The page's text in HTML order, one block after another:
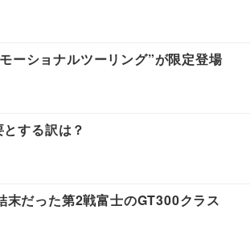
ーショナルツーリング”が限定登場
する訳は？
末だった第2戦富士のGT300クラス